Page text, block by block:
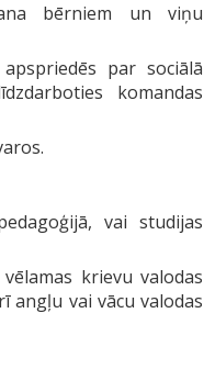
bērniem un viņu
par sociālā
komandas
vai studijas
krievu valodas
angļu vai vācu valodas